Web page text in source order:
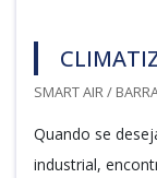
SMART AIR /
Quando se
industrial,